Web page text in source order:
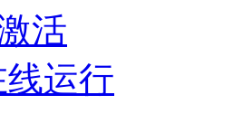
活
线运行